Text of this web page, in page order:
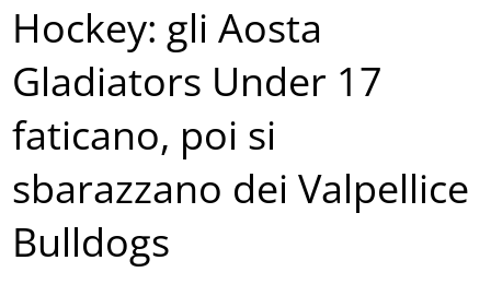
Hockey: gli Aosta
Gladiators Under 17
faticano, poi si
sbarazzano dei Valpellice
Bulldogs